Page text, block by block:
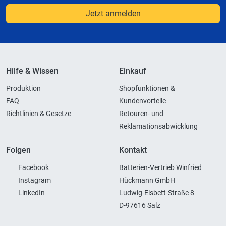
Jetzt anmelden
Hilfe & Wissen
Produktion
FAQ
Richtlinien & Gesetze
Einkauf
Shopfunktionen &
Kundenvorteile
Retouren- und
Reklamationsabwicklung
Folgen
Facebook
Instagram
LinkedIn
Kontakt
Batterien-Vertrieb Winfried
Hückmann GmbH
Ludwig-Elsbett-Straße 8
D-97616 Salz